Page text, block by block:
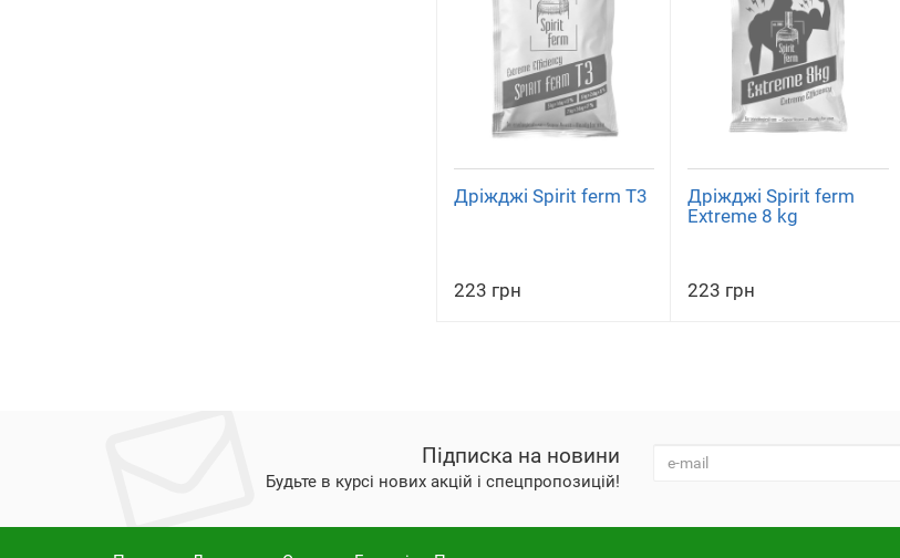
Дріжджі Spirit ferm T3
223 грн
Дріжджі Spirit ferm
Extreme 8 kg
223 грн
Підписка на новини
Будьте в курсі нових акцій і спецпропозицій!